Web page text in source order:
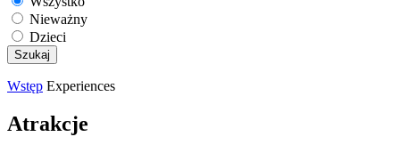
Nieważny
Dzieci
Wstęp Experiences
Atrakcje